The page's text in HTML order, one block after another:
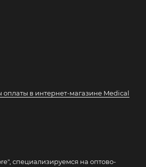
оплаты в интернет-магазине Medical
специализируемся на оптово-